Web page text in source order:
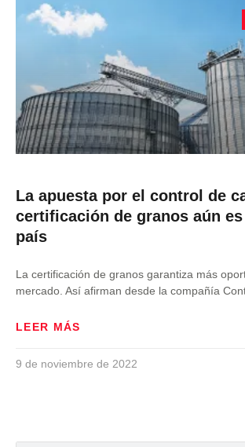
La apuesta por el control de
certificación de granos aún es
país
La certificación de granos garantiza más
mercado. Así afirman desde la compañía
LEER MÁS
9 de noviembre de 2022